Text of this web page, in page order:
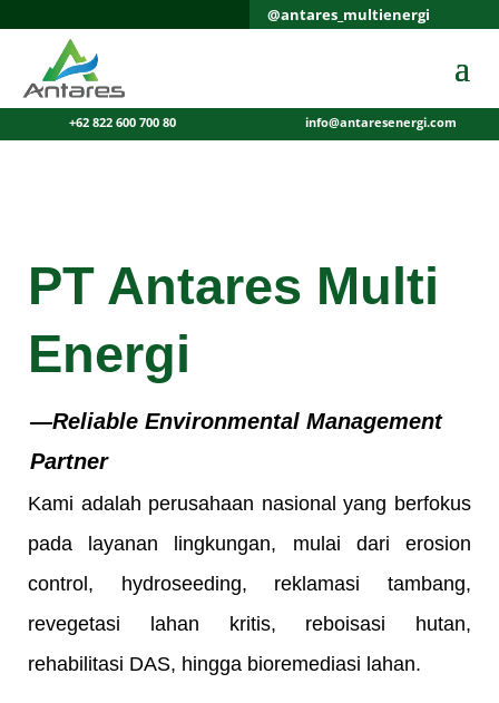
@antares_multienergi
+62 822 600 700 80 info@antaresenergi.com
PT Antares Multi
Energi
—Reliable Environmental Management
Partner
Kami adalah perusahaan nasional yang berfokus
pada layanan lingkungan, mulai dari erosion
control, hydroseeding, reklamasi tambang,
revegetasi lahan kritis, reboisasi hutan,
rehabilitasi DAS, hingga bioremediasi lahan.